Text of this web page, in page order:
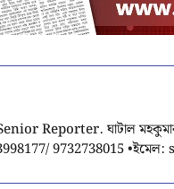
Senior Reporter. ঘাটাল
9732738015 •ইমেল: